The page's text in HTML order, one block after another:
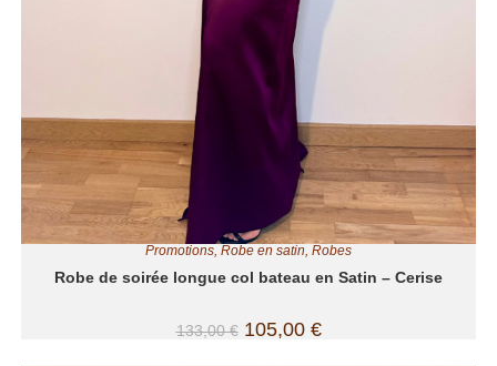
Promotions Robe en satin Robes
Robe de soirée longue col bateau en Satin – Cerise
133,00€ 105,00 €